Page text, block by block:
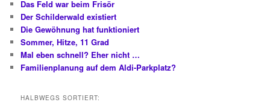
Das Feld war beim Frisör
Der Schilderwald existiert
Die Gewöhnung hat funktioniert
Sommer, Hitze, 11 Grad
Mal eben schnell? Eher nicht …
Familienplanung auf dem Aldi-Parkplatz?
HALBWEGS SORTIERT: